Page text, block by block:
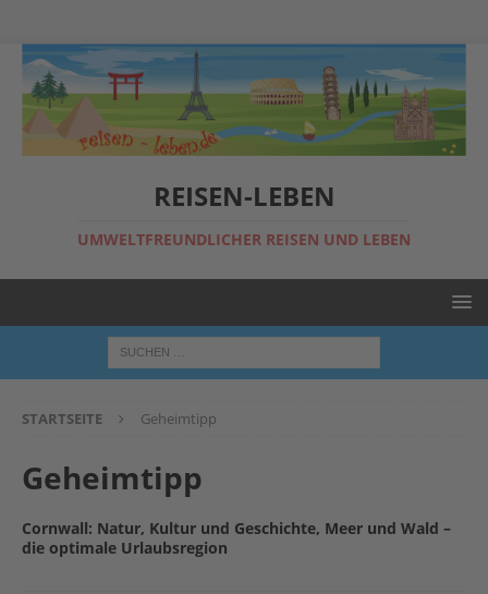
REISEN-LEBEN
UMWELTFREUNDLICHER REISEN UND LEBEN
STARTSEITE Geheimtipp
Geheimtipp
Cornwall: Natur, Kultur und Geschichte, Meer und Wald –
die optimale Urlaubsregion